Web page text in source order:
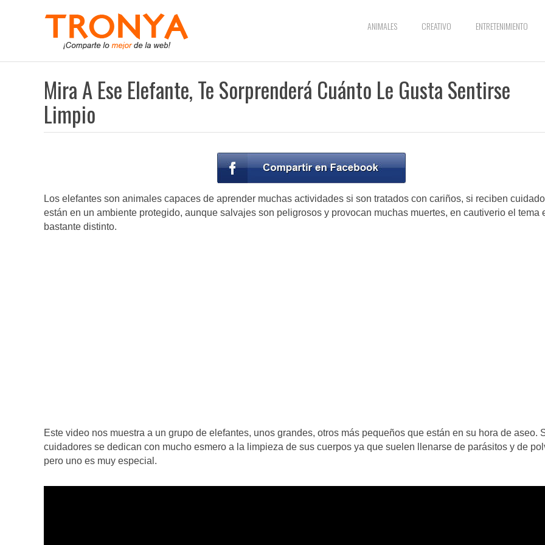
ANIMALES CREATIVO ENTRETENIMIENTO
Mira A Ese Elefante, Te Sorprenderá Cuánto Le Gusta Sentirse
Limpio
Los elefantes son animales capaces de aprender muchas actividades si son tratados con cariños, si reciben
están en un ambiente protegido, aunque salvajes son peligrosos y provocan muchas muertes, en cautiverio el tema
bastante distinto.
Este video nos muestra a un grupo de elefantes, unos grandes, otros más pequeños que están en su hora de aseo.
cuidadores se dedican con mucho esmero a la limpieza de sus cuerpos ya que suelen llenarse de parásitos y de
pero uno es muy especial.